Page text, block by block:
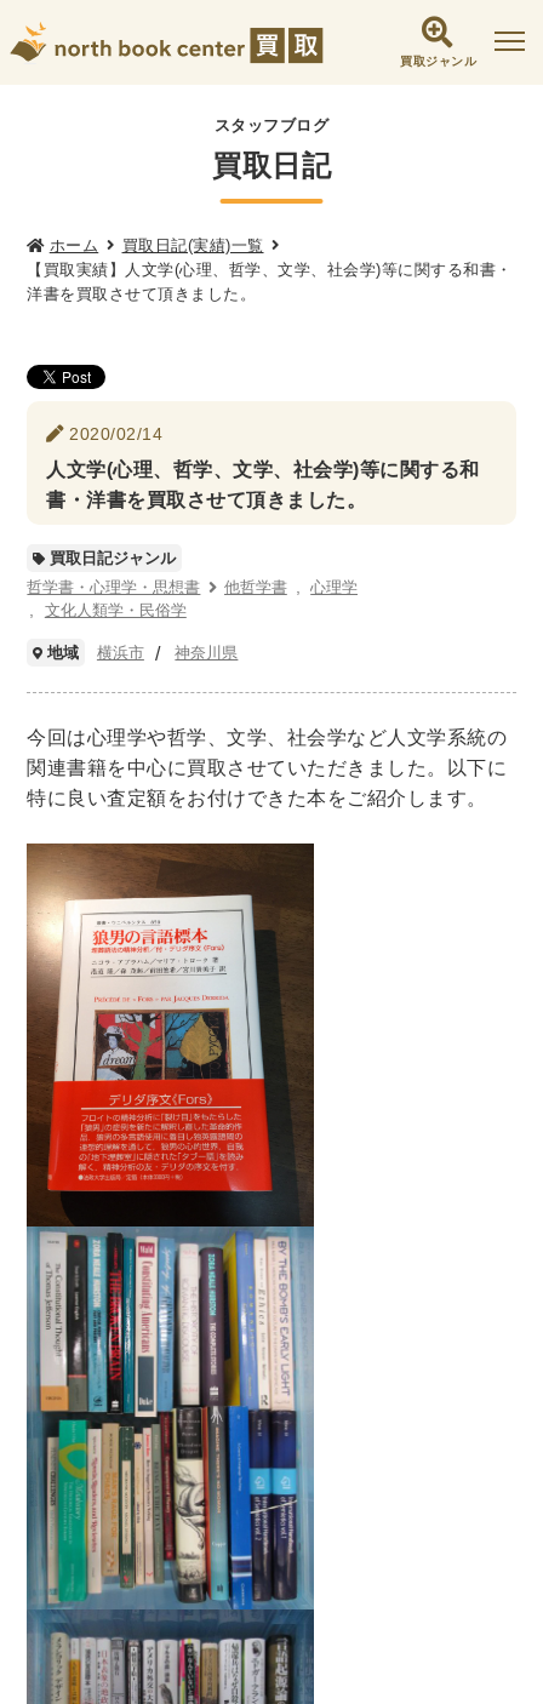
買取ジャンル
社会学書・人文書籍関係
哲学書・心理学・思想書
倫理学・道徳
文化人類学・民俗学
東洋哲学
現象学
西洋哲学 言語学 論理学
女性学
歴史書・地理
世界史 他歴史地理学
日本史
考古学書
経済書・経営書・ビジネス書
経済学・経済事情
経理・アカウンティング
金融・ファイナンス・投資
アート・建築・デザイン・音楽
書道
インテリアデザイン・建築デザイン
他建築・芸術
住宅建築
建築家・建設・建築構造
日本の伝統文化
東洋の建築
楽譜・スコア・音楽書
理工書関係
科学書・工学書・コンピュータ書籍
物理学
生物・バイオテクノロジー
農学
金属・鉱学
電気・通信
IT・テクノロジー・コンピュータ
他理工書
化学 地球科学・エコロジー
医学書・東洋医学書
歯学書・歯科衛生士 看護学書
精神医学書
臨床医学一般
針灸・漢方
リハビリテーション医学
伝統医学・東洋医学
基礎医学
整形外科学
暮らし・趣味・実用書他
スタッフブログ
買取日記
ホーム
買取日記(実績)一覧
【買取実績】人文学(心理、哲学、文学、社会学)等に関する和書・
洋書を買取させて頂きました。
2020/02/14
人文学(心理、哲学、文学、社会学)等に関する和
書・洋書を買取させて頂きました。
買取日記ジャンル
哲学書・心理学・思想書
他哲学書
心理学
文化人類学・民俗学
地域 横浜市 神奈川県
今回は心理学や哲学、文学、社会学など人文学系統の
関連書籍を中心に買取させていただきました。以下に
特に良い査定額をお付けできた本をご紹介します。